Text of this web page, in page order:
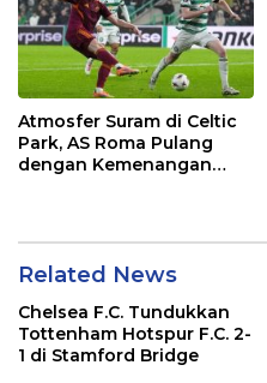
Atmosfer Suram di Celtic
Park, AS Roma Pulang
dengan Kemenangan
Related News
Chelsea F.C. Tundukkan
Tottenham Hotspur F.C. 2-
1 di Stamford Bridge